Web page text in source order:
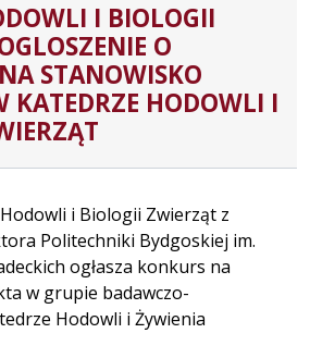
I BIOLOGII
O
STANOWISKO
KATEDRZE HODOWLI I
i Biologii Zwierząt z
Politechniki Bydgoskiej im.
ogłasza konkurs na
w grupie badawczo-
Hodowli i Żywienia